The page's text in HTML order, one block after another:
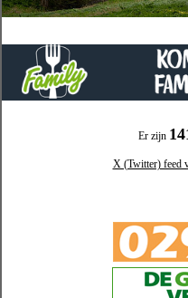
Er zijn
X (Twitter) feed